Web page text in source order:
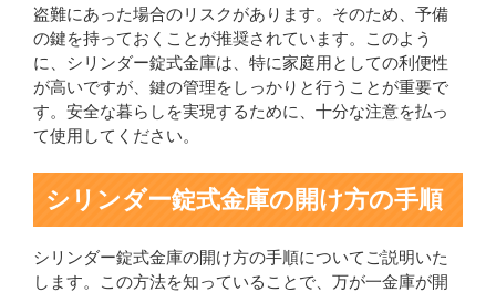
盗難にあった場合のリスクがあります。そのため、予備
の鍵を持っておくことが推奨されています。このよう
に、シリンダー錠式金庫は、特に家庭用としての利便性
が高いですが、鍵の管理をしっかりと行うことが重要で
す。安全な暮らしを実現するために、十分な注意を払っ
て使用してください。
シリンダー錠式金庫の開け方の手順
シリンダー錠式金庫の開け方の手順についてご説明いた
します。この方法を知っていることで、万が一金庫が開